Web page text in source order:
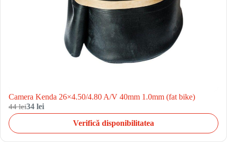
Camera Kenda 26×4.50/4.80 A/V 40mm 1.0mm (fat bike)
44 lei34 lei
Verifică disponibilitatea